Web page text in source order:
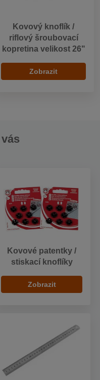
Kovový knoflík /
riflový šroubovací
kopretina velikost 26"
Zobrazit
Kovové patentky /
stiskací knoflíky
Zobrazit